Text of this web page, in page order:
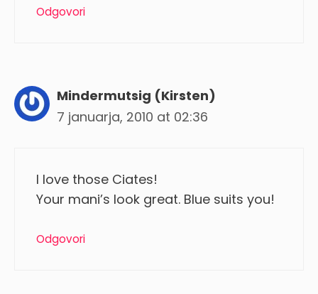
Odgovori
Mindermutsig (Kirsten)
7 januarja, 2010 at 02:36
I love those Ciates!
Your mani’s look great. Blue suits you!
Odgovori